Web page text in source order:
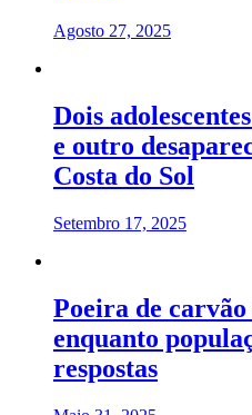
Agosto 27, 2025
Dois
e outro
Costa do Sol
Setembro 17, 2025
Poeira de
enquanto
respostas